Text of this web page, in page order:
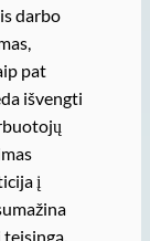
darbo
pat
išvengti
į